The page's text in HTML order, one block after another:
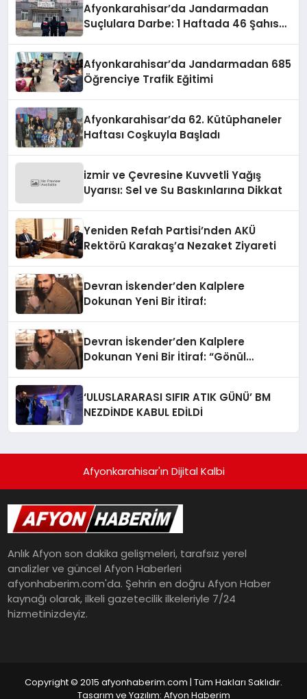
Afyonkarahisar’da Jandarmadan
Suçlulara Darbe: 1 Haftada 46 Şahıs
Afyonkarahisar’da Jandarmadan 685
Öğrenciye Trafik Eğitimi
Afyonkarahisar’da 62. Kütüphaneler
Haftası Coşkuyla Başladı
izmir ve Çevresine Kuvvetli Yağış
Uyarısı: Sel ve Su Baskınlarına Dikkat
Yeniden Refah Partisi’nden AKÜ
Rektörü Karakaş’a Nezaket Ziyareti
Devran İskender’den Kalplere
Dokunan Yeni Bir İtiraf:
Devran İskender’den Kalplere
Dokunan Yeni Bir İtiraf: “Gönül
‘ULUSLARARASI SIFIR ATIK GÜNÜ’ BM
NEZDİNDE KABUL EDİLDİ
Afyonkarahisar'ın Dijital Kalbi
Anlık Afyon son dakika gelişmeleri, tarafsız yerel
analizler ve güncel Afyon Haberleri
afyonhaberim.com'da. Şehrin en doğru Afyon Haber
kaynağı olarak, ilkeli gazetecilik ilkeleriyle 7/24
hizmetinizdeyiz.
Copyright © 2015 afyonhaberim.com | Tüm Hakları Saklıdır.
Tasarım ve Yazılım: Afyon Haberim